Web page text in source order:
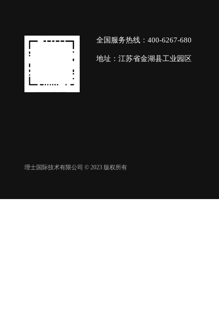
全国服务热线：400-6267-680
地址：江苏省金湖县工业园区
理士国际技术有限公司 © 2023 版权所有